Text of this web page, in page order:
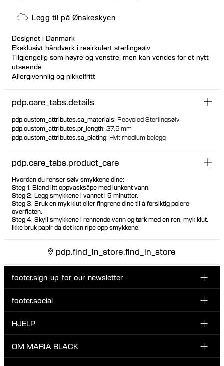
Legg til på Ønskeskyen
Designet i Danmark
Eksklusivt håndverk i resirkulert sterlingsølv
Tilgjengelig som høyre og venstre, men kan vendes for et nytt
utseende
Allergivennlig og nikkelfritt
pdp.care_tabs.details
pdp.custom_attributes.sa_materials: Recycled Sterlingsølv
pdp.custom_attributes.pr_length: 27,5 mm
pdp.custom_attributes.sa_plating: Hvit rhodium belegg
pdp.care_tabs.product_care
Hvordan du renser sølv smykkene dine:
Steg 1. Bland litt oppvasksåpe med lunkent vann.
Steg 2. Legg smykkene i vannet i 5 minutter.
Steg 3. Bruk en myk klut eller fingrene dine til å forsiktig polere
overflaten.
Steg 4. Skyll smykkene i rennende vann og tørk med en ren, myk klut.
Ikke bruk papir da det kan ripe opp smykkene.
pdp.find_in_store.find_in_store
footer.sign_up_for_our_newsletter
Registrer deg for vårt nyhetsbrev og bli den første som blir
nyheter fra Maria Black.
footer.social
INSTAGRAM
TIKTOK
HJELP
KUNDESERVICE & KONTAKT
OM MARIA BLACK